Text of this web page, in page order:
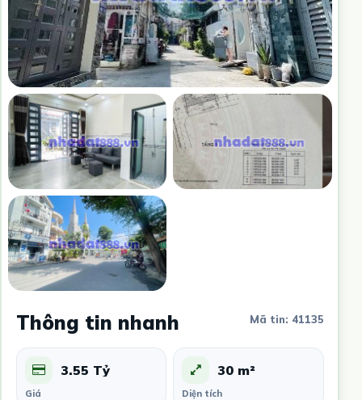
Thông tin nhanh Mã tin: 41135
3.55 Tỷ
Giá
30 m²
Diện tích